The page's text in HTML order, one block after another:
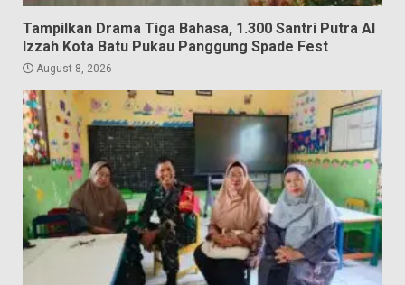
Tampilkan Drama Tiga Bahasa, 1.300 Santri Putra Al
Izzah Kota Batu Pukau Panggung Spade Fest
August 8, 2026